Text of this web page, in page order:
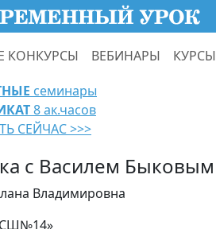
КОНКУРСЫ ВЕБИНАРЫ КУРСЫ
семинары
8 ак.часов
СЕЙЧАС >>>
с Василем Быковым
Владимировна